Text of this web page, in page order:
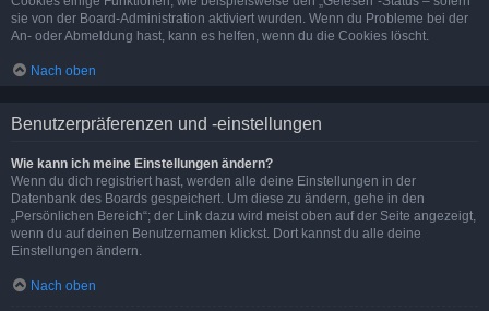
sie von der Board-Administration aktiviert wurden. Wenn du Probleme bei der
An- oder Abmeldung hast, kann es helfen, wenn du die Cookies löscht.
Nach oben
Benutzerpräferenzen und -einstellungen
Wie kann ich meine Einstellungen ändern?
Wenn du dich registriert hast, werden alle deine Einstellungen in der
Datenbank des Boards gespeichert. Um diese zu ändern, gehe in den
„Persönlichen Bereich“; der Link dazu wird meist oben auf der Seite angezeigt,
wenn du auf deinen Benutzernamen klickst. Dort kannst du alle deine
Einstellungen ändern.
Nach oben